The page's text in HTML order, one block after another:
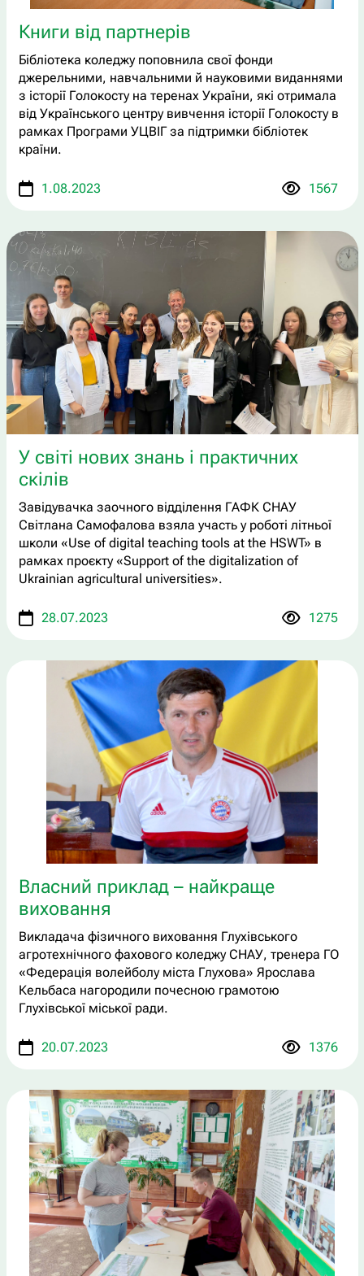
Книги від партнерів
Бібліотека коледжу поповнила свої фонди
джерельними, навчальними й науковими виданнями
з історії Голокосту на теренах України, які отримала
від Українського центру вивчення історії Голокосту в
рамках Програми УЦВІГ за підтримки бібліотек
країни.
1.08.2023 1567
У світі нових знань і практичних
скілів
Завідувачка заочного відділення ГАФК СНАУ
Світлана Самофалова взяла участь у роботі літньої
школи «Use of digital teaching tools at the HSWT» в
рамках проєкту «Support of the digitalization of
Ukrainian agricultural universities».
28.07.2023 1275
Власний приклад – найкраще
виховання
Викладача фізичного виховання Глухівського
агротехнічного фахового коледжу СНАУ, тренера ГО
«Федерація волейболу міста Глухова» Ярослава
Кельбаса нагородили почесною грамотою
Глухівської міської ради.
20.07.2023 1376